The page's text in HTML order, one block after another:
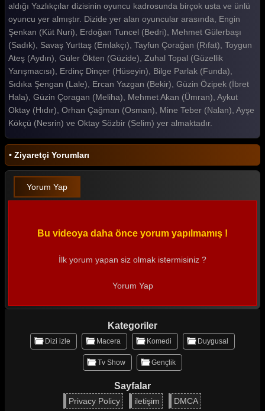
aldığı Yazlıkçılar dizisinin oyuncu kadrosunda birçok usta ve ünlü
oyuncu yer almıştır. Dizide yer alan oyuncular arasında, Engin
Şenkan (Küt Nuri), Erdoğan Tuncel (Bedri), Mehmet Gülerbaşı
(Sadık), Savaş Yurttaş (Emlakçı), Tayfun Çorağan (Rıfat), Toygun
Ateş (Aydın), Güler Ökten (Güzide), Zuhal Topal (Güzellik
Yarışmacısı), Erdinç Dinçer (Hüseyin), Bilge Parlak (Funda),
Sıdıka Şengan (Lale), Ercan Yazgan (Bekir), Güzin Özipek (İbret
Hala), Güzin Çoragan (Meliha), Mehmet Akan (Ümran), Aykut
Oktay (Hıdır), Orhan Çağman (Osman), Mine Teber (Nalan), Ayşe
Kökçü (Nesrin) ve Oktay Sözbir (Selim) yer almaktadır.
• Ziyaretçi Yorumları
Yorum Yap
Bu videoya daha önce yorum yapılmamış !
İlk yorum yapan siz olmak istermisiniz ?
Yorum Yap
Kategoriler
Dizi izle Macera Komedi Duygusal
Tv Show Gençlik
Sayfalar
Privacy Policy iletişim DMCA